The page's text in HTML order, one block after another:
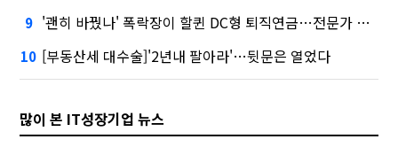
9 '괜히 바꿨나' 폭락장이 할퀸 DC형 퇴직연금…전문가 조언은
10 [부동산세 대수술]'2년내 팔아라'…뒷문은 열었다
많이 본 IT성장기업 뉴스